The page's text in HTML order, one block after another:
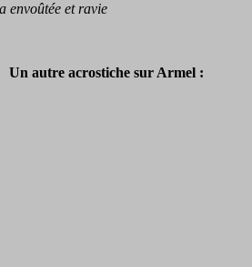
envoûtée et ravie
Un autre acrostiche sur Armel :